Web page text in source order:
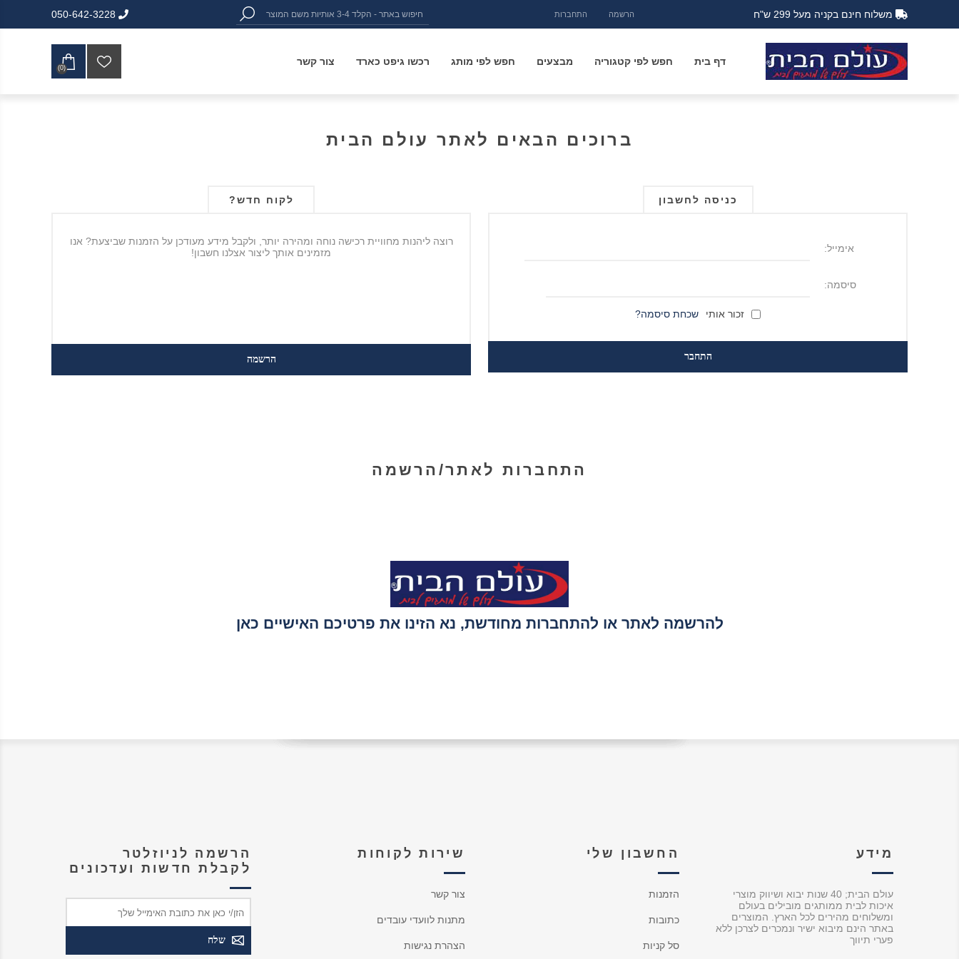
הרשמה התחברות משלוח חינם בקניה מעל 299 ש"ח 050-642-3228
דף בית חפש לפי קטגוריה מבצעים חפש לפי מותג רכשו גיפט כארד צור קשר
(0)
ברוכים הבאים לאתר עולם הבית
לקוח חדש?
רוצה ליהנות מחוויית רכישה נוחה ומהירה יותר, ולקבל מידע מעודכן על הזמנות שביצעת? אנו
מזמינים אותך ליצור אצלנו חשבון!
כניסה לחשבון
אימייל:
סיסמה:
זכור אותי שכחת סיסמה?
התחברות לאתר/הרשמה
להרשמה לאתר או להתחברות מחודשת, נא הזינו את פרטיכם האישיים כאן
מידע
עולם הבית; 40 שנות יבוא ושיווק מוצרי
איכות לבית ממותגים מובילים בעולם
ומשלוחים מהירים לכל הארץ. המוצרים
באתר הינם מיבוא ישיר ונמכרים לצרכן ללא
פערי תיווך
החשבון שלי
הזמנות
כתובות
סל קניות
שירות לקוחות
צור קשר
מתנות לוועדי עובדים
הצהרת נגישות
הרשמה לניוזלטר
לקבלת חדשות ועדכונים